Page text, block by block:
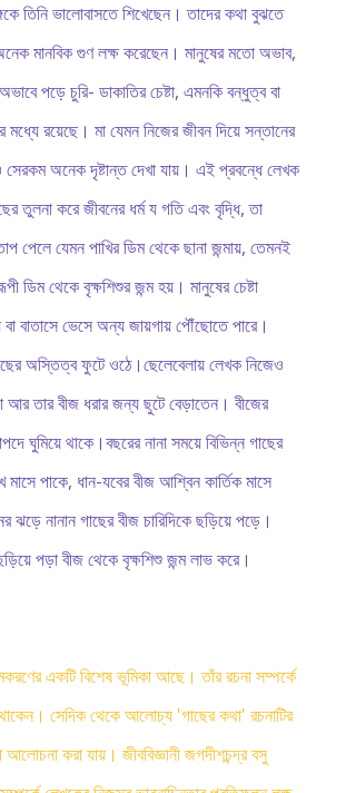
তিনি ভালোবাসতে শিখেছেন। তাদের কথা বুঝতে
মানবিক গুণ লক্ষ করেছেন। মানুষের মতো অভাব,
পড়ে চুরি- ডাকাতির চেষ্টা, এমনকি বন্ধুত্ব বা
রয়েছে। মা যেমন নিজের জীবন দিয়ে সন্তানের
অনেক দৃষ্টান্ত দেখা যায়। এই প্রবন্ধে লেখক
করে জীবনের ধর্ম য গতি এবং বৃদ্ধি, তা
পেলে যেমন পাখির ডিম থেকে ছানা জন্মায়, তেমনই
ডিম থেকে বৃক্ষশিশুর জন্ম হয়। মানুষের চেষ্টা
বা বাতাসে ভেসে অন্য জায়গায় পৌঁছোতে পারে।
অস্তিত্ব ফুটে ওঠে।ছেলেবেলায় লেখক নিজেও
আর তার বীজ ধরার জন্য ছুটে বেড়াতেন। বীজের
ঘুমিয়ে থাকে।বছরের নানা সময়ে বিভিন্ন গাছের
পাকে, ধান-যবের বীজ আশ্বিন কার্তিক মাসে
ঝড়ে নানান গাছের বীজ চারিদিকে ছড়িয়ে পড়ে।
পড়া বীজ থেকে বৃক্ষশিশু জন্ম লাভ করে।
একটি বিশেষ ভূমিকা আছে। তাঁর রচনা সম্পর্কে
সেদিক থেকে আলোচ্য 'গাছের কথা' রচনাটির
করা যায়। জীববিজ্ঞানী জগদীশচন্দ্র বসু